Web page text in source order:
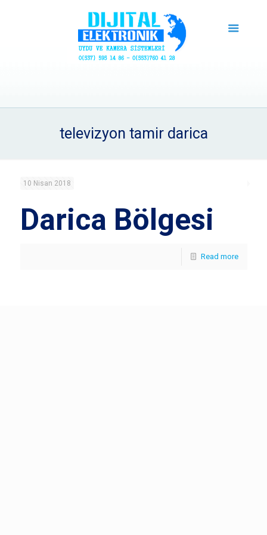
televizyon tamir darica
10 Nisan 2018
Darica Bölgesi
Read more